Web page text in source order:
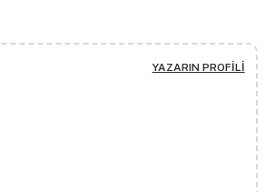
YAZARIN PROFILI